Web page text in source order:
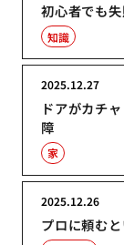
初心者でも
知識
ドアがカチ
障
2025.12.27
家
プロに頼む
2025.12.26